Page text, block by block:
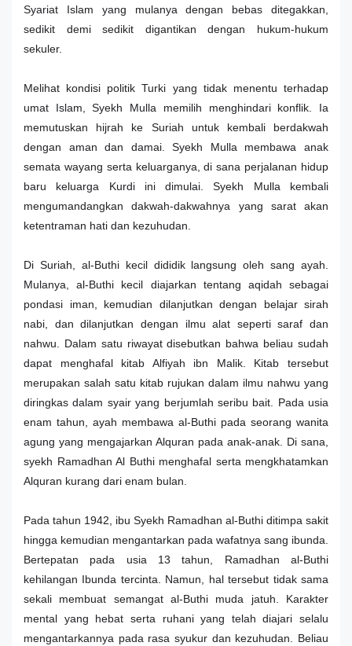
Syariat Islam yang mulanya dengan bebas ditegakkan,
sedikit demi sedikit digantikan dengan hukum-hukum
sekuler.
Melihat kondisi politik Turki yang tidak menentu terhadap
umat Islam, Syekh Mulla memilih menghindari konflik. Ia
memutuskan hijrah ke Suriah untuk kembali berdakwah
dengan aman dan damai. Syekh Mulla membawa anak
semata wayang serta keluarganya, di sana perjalanan hidup
baru keluarga Kurdi ini dimulai. Syekh Mulla kembali
mengumandangkan dakwah-dakwahnya yang sarat akan
ketentraman hati dan kezuhudan.
Di Suriah, al-Buthi kecil dididik langsung oleh sang ayah.
Mulanya, al-Buthi kecil diajarkan tentang aqidah sebagai
pondasi iman, kemudian dilanjutkan dengan belajar sirah
nabi, dan dilanjutkan dengan ilmu alat seperti saraf dan
nahwu. Dalam satu riwayat disebutkan bahwa beliau sudah
dapat menghafal kitab Alfiyah ibn Malik. Kitab tersebut
merupakan salah satu kitab rujukan dalam ilmu nahwu yang
diringkas dalam syair yang berjumlah seribu bait. Pada usia
enam tahun, ayah membawa al-Buthi pada seorang wanita
agung yang mengajarkan Alquran pada anak-anak. Di sana,
syekh Ramadhan Al Buthi menghafal serta mengkhatamkan
Alquran kurang dari enam bulan.
Pada tahun 1942, ibu Syekh Ramadhan al-Buthi ditimpa sakit
hingga kemudian mengantarkan pada wafatnya sang ibunda.
Bertepatan pada usia 13 tahun, Ramadhan al-Buthi
kehilangan Ibunda tercinta. Namun, hal tersebut tidak sama
sekali membuat semangat al-Buthi muda jatuh. Karakter
mental yang hebat serta ruhani yang telah diajari selalu
mengantarkannya pada rasa syukur dan kezuhudan. Beliau